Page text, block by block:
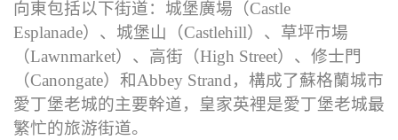
向東包括以下街道：城堡廣場（Castle
Esplanade）、城堡山（Castlehill）、草坪市場
（Lawnmarket）、高街（High Street）、修士門
（Canongate）和Abbey Strand，構成了蘇格蘭城市
愛丁堡老城的主要幹道，皇家英裡是愛丁堡老城最
繁忙的旅游街道。